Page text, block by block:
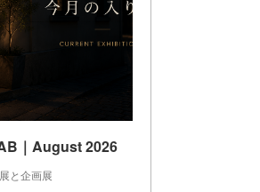
｜August 2026
と企画展